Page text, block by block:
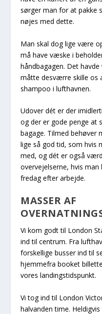
sørger man for at pakke
nøjes med dette.
Man skal dog lige være
må have væske i
håndbagagen. Det
måtte desværre skille os
shampoo i lufthavnen.
Udover dét er der
og der er gode penge at
bagage. Tilmed behøver
lige så god tid, som hvis
med, og dét er også
overvejelserne, hvis
fredag efter arbejde.
MASSER AF
Vi kom godt til London
ind til centrum. Fra
forskellige busser ind til
hjemmefra booket
vores landingstidspunkt.
Vi tog ind til London
halvanden time.